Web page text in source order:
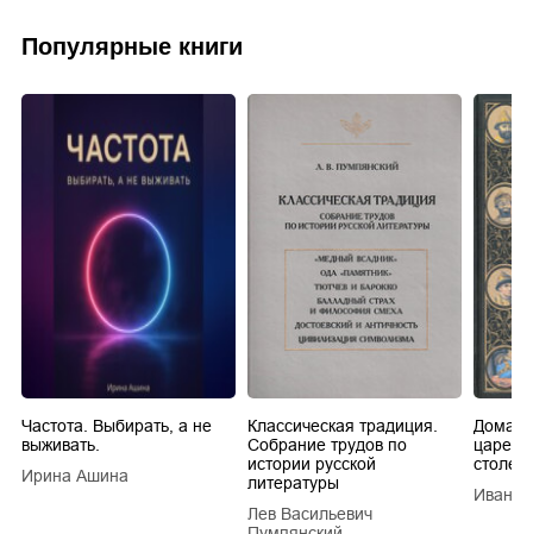
Популярные книги
Частота. Выбирать, а не
выживать.
Ирина Ашина
Классическая традиция.
Собрание трудов по
истории русской
литературы
Лев Васильевич
царей
Иван